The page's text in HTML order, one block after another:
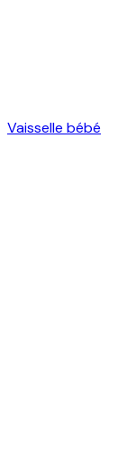
Vaisselle bébé